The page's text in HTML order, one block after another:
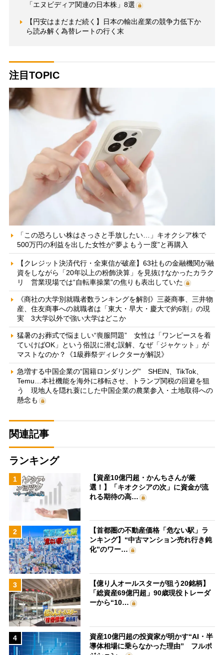
「エヌビディア関連の日本株」8選
【円安はまだまだ続く】日本の輸出産業の競争力低下か
ら読み解く為替レートの行く末
注目TOPIC
「この恐ろしい株はさっさと手放したい…」キオクシア株で
500万円の利益を出した女性が“夢よもう一度”と再購入
【クレジット決済代行・全東信が破産】63社もの金融機関が融
資をしながら「20年以上の粉飾決算」を見抜けなかったカラク
リ 営業現場では“自転車操業”の焦りも表出していた
《商社の大学別就職者数ランキングを解剖》三菱商事、三井物
産、住友商事への就職者は「東大・早大・慶大で約6割」の現
実 3大学以外で強い大学はどこか
猛暑のお葬式で悩ましい“喪服問題” 女性は「ワンピースを着
ていけばOK」という俗説に潜む誤解、なぜ「ジャケット」が
マストなのか？《1級葬祭ディレクターが解説》
急増する中国企業の“国籍ロンダリング” SHEIN、TikTok、
Temu…本社機能を海外に移転させ、トランプ関税の回避を狙
う 現地人を隠れ蓑にした中国企業の農業参入・土地取得への
懸念も
関連記事
ランキング
1
【資産10億円超・かんちさんが厳
選！】「キオクシアの次」に資金が流
れる期待の高…
2
【首都圏の不動産価格「危ない駅」ラ
ンキング】“中古マンション売れ行き鈍
化”のワー…
3
【億り人オールスターが狙う20銘柄】
「総資産69億円超」90歳現役トレーダ
ーから“10…
4
資産10億円超の投資家が明かす“AI・半
導体相場に乗らなかった理由” フルポ